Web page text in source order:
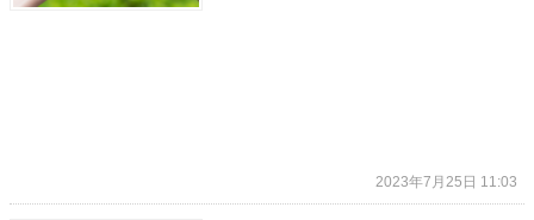
2023年7月25日 11:03